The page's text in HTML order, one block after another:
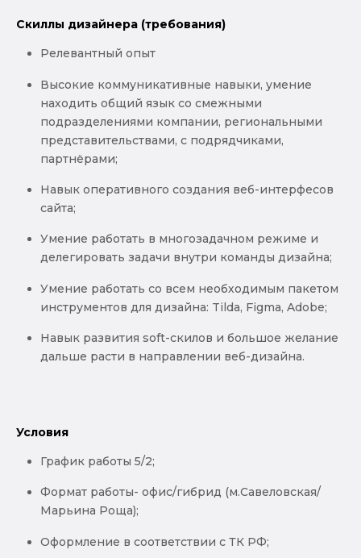
Скиллы дизайнера (требования)
Релевантный опыт
Высокие коммуникативные навыки, умение
находить общий язык со смежными
подразделениями компании, региональными
представительствами, с подрядчиками,
партнёрами;
Навык оперативного создания веб-интерфесов
сайта;
Умение работать в многозадачном режиме и
делегировать задачи внутри команды дизайна;
Умение работать со всем необходимым пакетом
инструментов для дизайна: Tilda, Figma, Adobe;
Навык развития soft-скилов и большое желание
дальше расти в направлении веб-дизайна.
Условия
График работы 5/2;
Формат работы- офис/гибрид (м.Савеловская/
Марьина Роща);
Оформление в соответствии с ТК РФ;